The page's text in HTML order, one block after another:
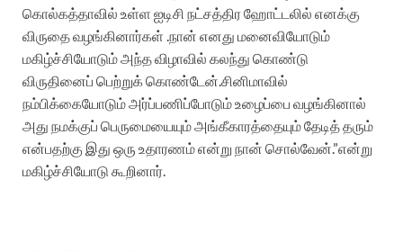
கொல்கத்தாவில் உள்ள ஐடிசி நட்சத்திர ஹோட்டலில் எனக்கு
விருதை வழங்கினார்கள் .நான் எனது மனைவியோடும்
மகிழ்ச்சியோடும் அந்த விழாவில் கலந்து கொண்டு
விருதினைப் பெற்றுக் கொண்டேன்.சினிமாவில்
நம்பிக்கையோடும் அர்ப்பணிப்போடும் உழைப்பை வழங்கினால்
அது நமக்குப் பெருமையையும் அங்கீகாரத்தையும் தேடித் தரும்
என்பதற்கு இது ஒரு உதாரணம் என்று நான் சொல்வேன்.”என்று
மகிழ்ச்சியோடு கூறினார்.